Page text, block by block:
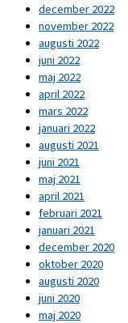
december 2022
november 2022
augusti 2022
juni 2022
maj 2022
april 2022
mars 2022
januari 2022
augusti 2021
juni 2021
maj 2021
april 2021
februari 2021
januari 2021
december 2020
oktober 2020
augusti 2020
juni 2020
maj 2020